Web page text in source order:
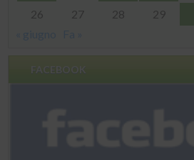
26
27 28 29
FACEBOOK